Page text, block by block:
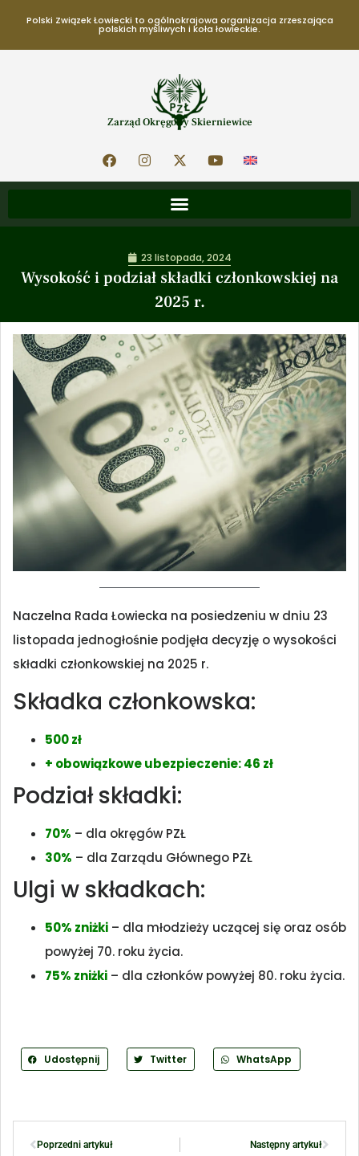
Polski Związek Łowiecki to ogólnokrajowa organizacja zrzeszająca
polskich myśliwych i koła łowieckie.
Zarząd Okręgowy Skierniewice
Wysokość i podział składki członkowskiej na
2025 r.
23 listopada, 2024
Naczelna Rada Łowiecka na posiedzeniu w dniu 23
listopada jednogłośnie podjęła decyzję o wysokości
składki członkowskiej na 2025 r.
Składka członkowska:
500 zł
+ obowiązkowe ubezpieczenie: 46 zł
Podział składki:
70% – dla okręgów PZŁ
30% – dla Zarządu Głównego PZŁ
Ulgi w składkach:
50% zniżki – dla młodzieży uczącej się oraz osób
powyżej 70. roku życia.
75% zniżki – dla członków powyżej 80. roku życia.
Udostępnij Twitter WhatsApp
Poprzedni artykuł Następny artykuł